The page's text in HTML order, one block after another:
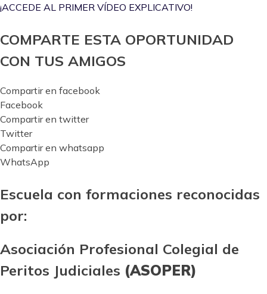
¡ACCEDE AL PRIMER VÍDEO EXPLICATIVO!
COMPARTE ESTA OPORTUNIDAD
CON TUS AMIGOS
Compartir en facebook
Facebook
Compartir en twitter
Twitter
Compartir en whatsapp
WhatsApp
Escuela con formaciones reconocidas
por:
Asociación Profesional Colegial de
Peritos Judiciales (ASOPER)